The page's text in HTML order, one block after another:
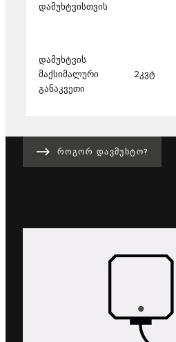
დამუხტვისთვის
დამუხტვის
მაქსიმალური
განაკვეთი
2კვტ
ᲠᲝᲒᲝᲠ ᲓᲐᲕᲛᲣᲮᲢᲝ?